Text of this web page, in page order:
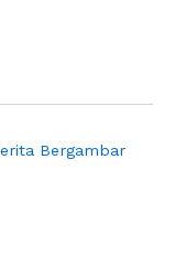
Bergambar